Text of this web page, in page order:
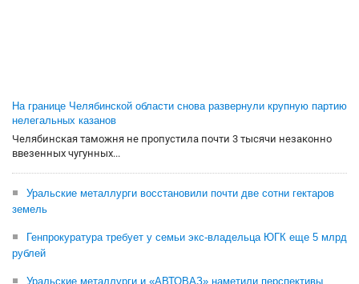
На границе Челябинской области снова развернули крупную партию
нелегальных казанов
Челябинская таможня не пропустила почти 3 тысячи незаконно
ввезенных чугунных...
Уральские металлурги восстановили почти две сотни гектаров
земель
Генпрокуратура требует у семьи экс-владельца ЮГК еще 5 млрд
рублей
Уральские металлурги и «АВТОВАЗ» наметили перспективы